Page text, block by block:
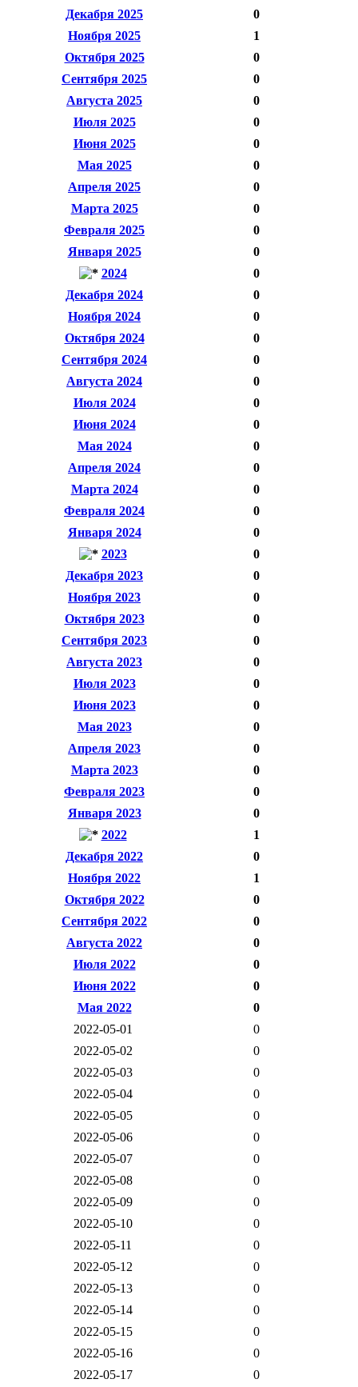
Декабря 2025
0
Ноября 2025
1
Октября 2025
0
Сентября 2025
0
Августа 2025
0
Июля 2025
0
Июня 2025
0
Мая 2025
0
Апреля 2025
0
Марта 2025
0
Февраля 2025
0
Января 2025
0
2024
0
Декабря 2024
0
Ноября 2024
0
Октября 2024
0
Сентября 2024
0
Августа 2024
0
Июля 2024
0
Июня 2024
0
Мая 2024
0
Апреля 2024
0
Марта 2024
0
Февраля 2024
0
Января 2024
0
2023
0
Декабря 2023
0
Ноября 2023
0
Октября 2023
0
Сентября 2023
0
Августа 2023
0
Июля 2023
0
Июня 2023
0
Мая 2023
0
Апреля 2023
0
Марта 2023
0
Февраля 2023
0
Января 2023
0
2022
1
Декабря 2022
0
Ноября 2022
1
Октября 2022
0
Сентября 2022
0
Августа 2022
0
Июля 2022
0
Июня 2022
0
Мая 2022
0
2022-05-01
0
2022-05-02
0
2022-05-03
0
2022-05-04
0
2022-05-05
0
2022-05-06
0
2022-05-07
0
2022-05-08
0
2022-05-09
0
2022-05-10
0
2022-05-11
0
2022-05-12
0
2022-05-13
0
2022-05-14
0
2022-05-15
0
2022-05-16
0
2022-05-17
0